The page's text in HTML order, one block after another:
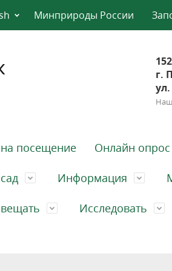
Минприроды России
г.
ул.
посещение Онлайн опрос
Информация
Исследовать